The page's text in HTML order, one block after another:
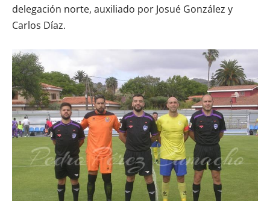
delegación norte, auxiliado por Josué González y
Carlos Díaz.